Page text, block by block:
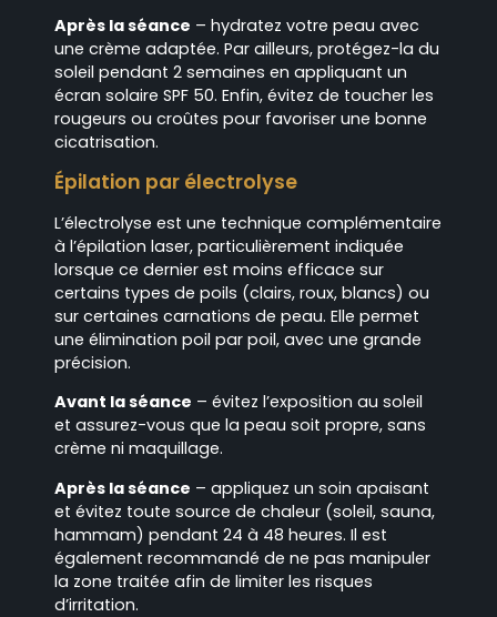
Après la séance – hydratez votre peau avec
une crème adaptée. Par ailleurs, protégez-la du
soleil pendant 2 semaines en appliquant un
écran solaire SPF 50. Enfin, évitez de toucher les
rougeurs ou croûtes pour favoriser une bonne
cicatrisation.
Épilation par électrolyse
L’électrolyse est une technique complémentaire
à l’épilation laser, particulièrement indiquée
lorsque ce dernier est moins efficace sur
certains types de poils (clairs, roux, blancs) ou
sur certaines carnations de peau. Elle permet
une élimination poil par poil, avec une grande
précision.
Avant la séance – évitez l’exposition au soleil
et assurez-vous que la peau soit propre, sans
crème ni maquillage.
Après la séance – appliquez un soin apaisant
et évitez toute source de chaleur (soleil, sauna,
hammam) pendant 24 à 48 heures. Il est
également recommandé de ne pas manipuler
la zone traitée afin de limiter les risques
d’irritation.